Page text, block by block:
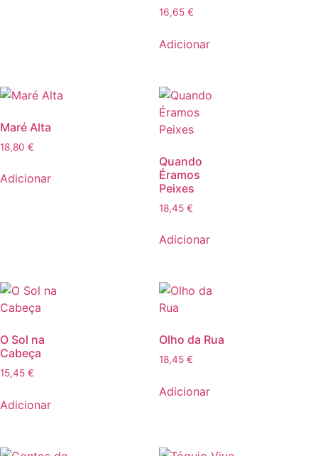
16,65 €
Adicionar
Maré Alta
18,80 €
Adicionar
Quando
Éramos
Peixes
18,45 €
Adicionar
O Sol na
Cabeça
15,45 €
Adicionar
Olho da Rua
18,45 €
Adicionar